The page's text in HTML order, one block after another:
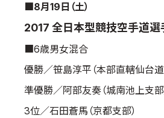
公式大会
試合規則
入門のご案内
青少年部・
■8月19日（土）
2017 全日本型競技空手道選
■6歳男女混合
優勝／笹島淳平（本部直轄仙台道
準優勝／阿部友奏（城南池上支部
3位／石田蒼馬（京都支部）